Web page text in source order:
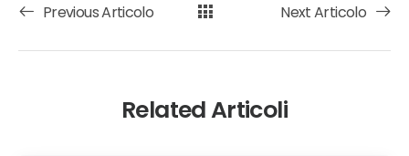
Previous Articolo Next Articolo
Related Articoli